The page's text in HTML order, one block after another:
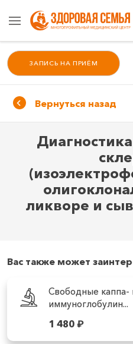
ЗАПИСЬ НА ПРИЁМ
Вернуться назад
ликворе и
Вас также может
Свободные каппа-
иммуноглобулин...
1 480₽